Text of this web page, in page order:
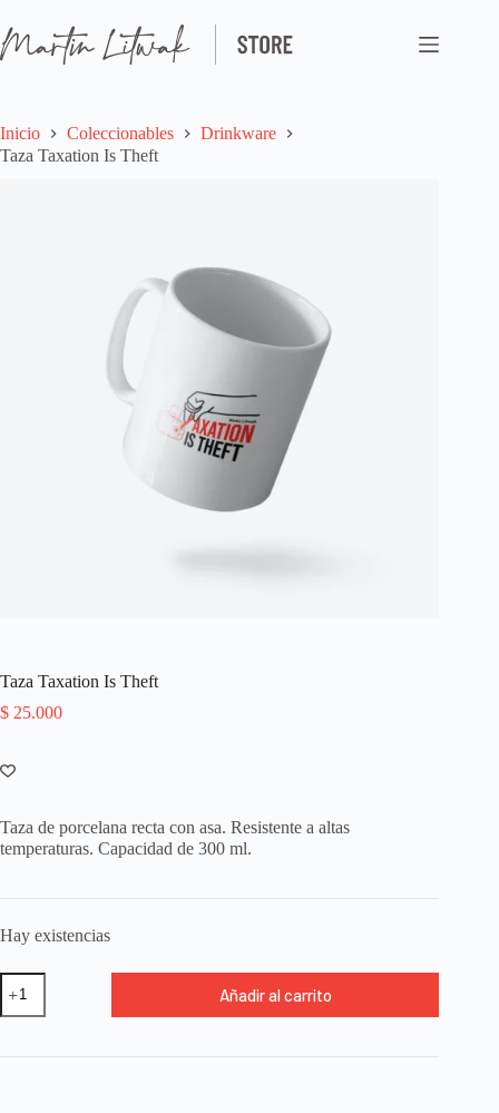
al
contenido
Inicio Coleccionables
Drinkware
Taza Taxation Is Theft
Taza Taxation Is Theft
$ 25.000
Taza de porcelana recta con asa. Resistente a altas
temperaturas. Capacidad de 300 ml.
Hay existencias
Taza
Taxation
Is
cantidad
Añadir al carrito